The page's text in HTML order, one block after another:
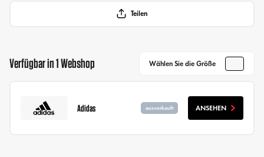
Teilen
Verfügbar in 1 Webshop Wählen Sie die Größe
Adidas ausverkauft ANSEHEN